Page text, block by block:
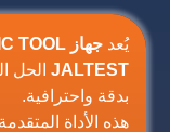
يُعد
JALTEST الحل
بدقة واحترافية.
هذه الأداة